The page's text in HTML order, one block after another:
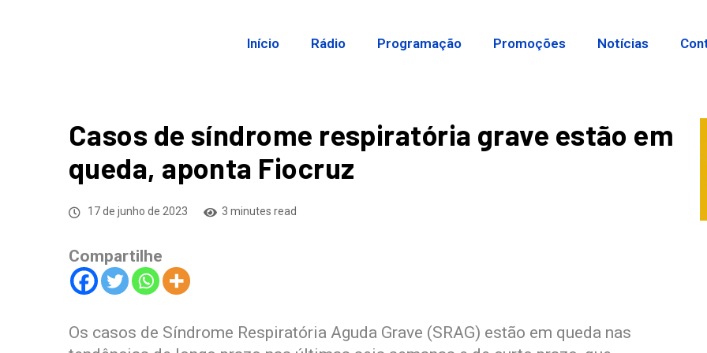
Início Rádio Programação Promoções Notícias
Casos de síndrome respiratória grave estão em
queda, aponta Fiocruz
17 de junho de 2023 3 minutes read
Compartilhe
Os casos de Síndrome Respiratória Aguda Grave (SRAG) estão em queda nas